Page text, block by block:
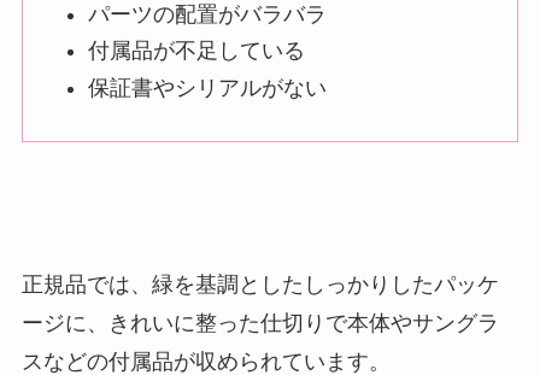
パーツの配置がバラバラ
付属品が不足している
保証書やシリアルがない
正規品では、緑を基調としたしっかりしたパッケ
ージに、きれいに整った仕切りで本体やサングラ
スなどの付属品が収められています。